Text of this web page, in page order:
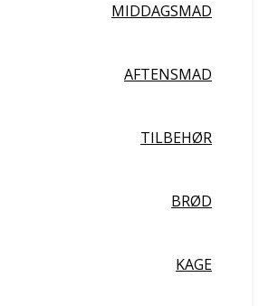
MIDDAGSMAD
AFTENSMAD
TILBEHØR
BRØD
KAGE